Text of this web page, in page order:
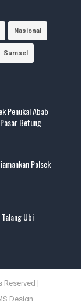
Nasional
Sumsel
Penukal Abab
Betung
Polsek
Ubi
Reserved |
Design